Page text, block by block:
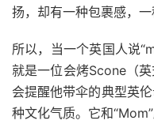
扬，却有一种包裹感，一
所以，当一个英国人说
就是一位会烤Scone（
会提醒他带伞的典型英
种文化气质。它和